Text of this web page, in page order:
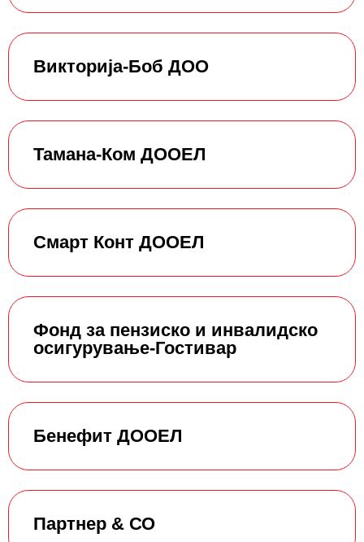
Викторија-Боб ДОО
Тамана-Ком ДООЕЛ
Смарт Конт ДООЕЛ
Фонд за пензиско и инвалидско
осигурување-Гостивар
Бенефит ДООЕЛ
Партнер & СО